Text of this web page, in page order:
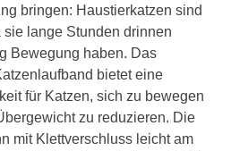
bringen: Haustierkatzen sind
lange Stunden drinnen
Bewegung haben. Das
bietet eine
für Katzen, sich zu bewegen
zu reduzieren. Die
mit Klettverschluss leicht am